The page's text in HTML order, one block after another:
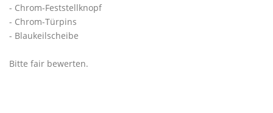
- Chrom-Feststellknopf
- Chrom-Türpins
- Blaukeilscheibe
Bitte fair bewerten.